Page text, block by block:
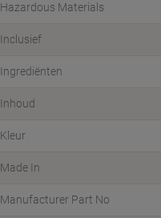
Hazardous Materials
Inclusief
Ingrediënten
Inhoud
Kleur
Made In
Manufacturer Part No